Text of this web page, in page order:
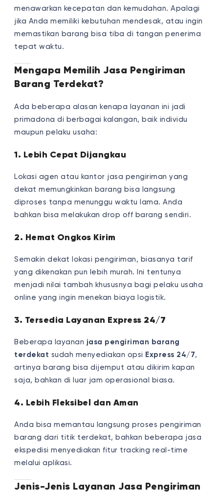
menawarkan kecepatan dan kemudahan. Apalagi
jika Anda memiliki kebutuhan mendesak, atau ingin
memastikan barang bisa tiba di tangan penerima
tepat waktu.
Mengapa Memilih Jasa Pengiriman
Barang Terdekat?
Ada beberapa alasan kenapa layanan ini jadi
primadona di berbagai kalangan, baik individu
maupun pelaku usaha:
1. Lebih Cepat Dijangkau
Lokasi agen atau kantor jasa pengiriman yang
dekat memungkinkan barang bisa langsung
diproses tanpa menunggu waktu lama. Anda
bahkan bisa melakukan drop off barang sendiri.
2. Hemat Ongkos Kirim
Semakin dekat lokasi pengiriman, biasanya tarif
yang dikenakan pun lebih murah. Ini tentunya
menjadi nilai tambah khususnya bagi pelaku usaha
online yang ingin menekan biaya logistik.
3. Tersedia Layanan Express 24/7
Beberapa layanan jasa pengiriman barang
terdekat sudah menyediakan opsi Express 24/7,
artinya barang bisa dijemput atau dikirim kapan
saja, bahkan di luar jam operasional biasa.
4. Lebih Fleksibel dan Aman
Anda bisa memantau langsung proses pengiriman
barang dari titik terdekat, bahkan beberapa jasa
ekspedisi menyediakan fitur tracking real-time
melalui aplikasi.
Jenis-Jenis Layanan Jasa Pengiriman